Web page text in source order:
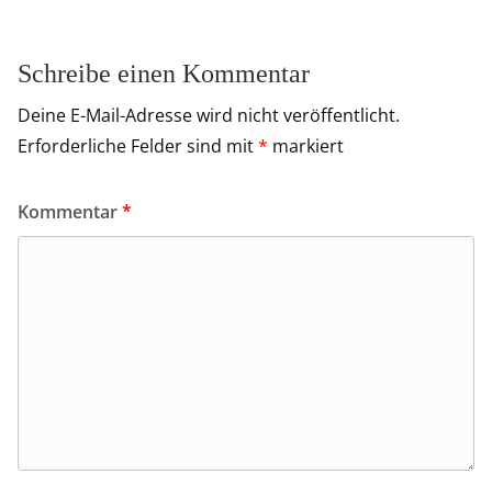
Schreibe einen Kommentar
Deine E-Mail-Adresse wird nicht veröffentlicht.
Erforderliche Felder sind mit* markiert
Kommentar*